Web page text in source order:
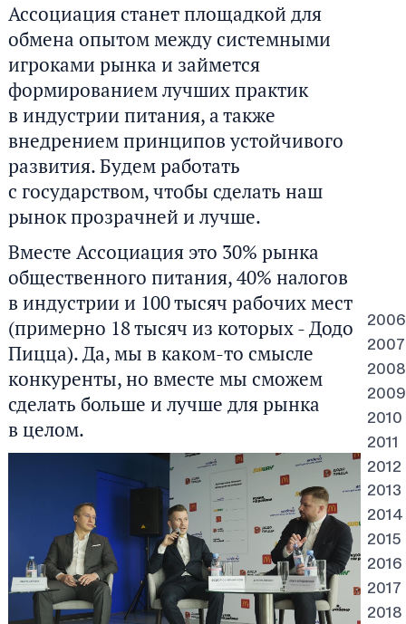
2006
2007
2008
2009
2010
2011
2012
2013
2014
2015
2016
2017
2018
Ассоциация станет площадкой для
обмена опытом между системными
игроками рынка и займется
формированием лучших практик
в индустрии питания, а также
внедрением принципов устойчивого
развития. Будем работать
с государством, чтобы сделать наш
рынок прозрачней и лучше.
Вместе Ассоциация это 30% рынка
общественного питания, 40% налогов
в индустрии и 100 тысяч рабочих мест
(примерно 18 тысяч из которых - Додо
Пицца). Да, мы в каком-то смысле
конкуренты, но вместе мы сможем
сделать больше и лучше для рынка
в целом.